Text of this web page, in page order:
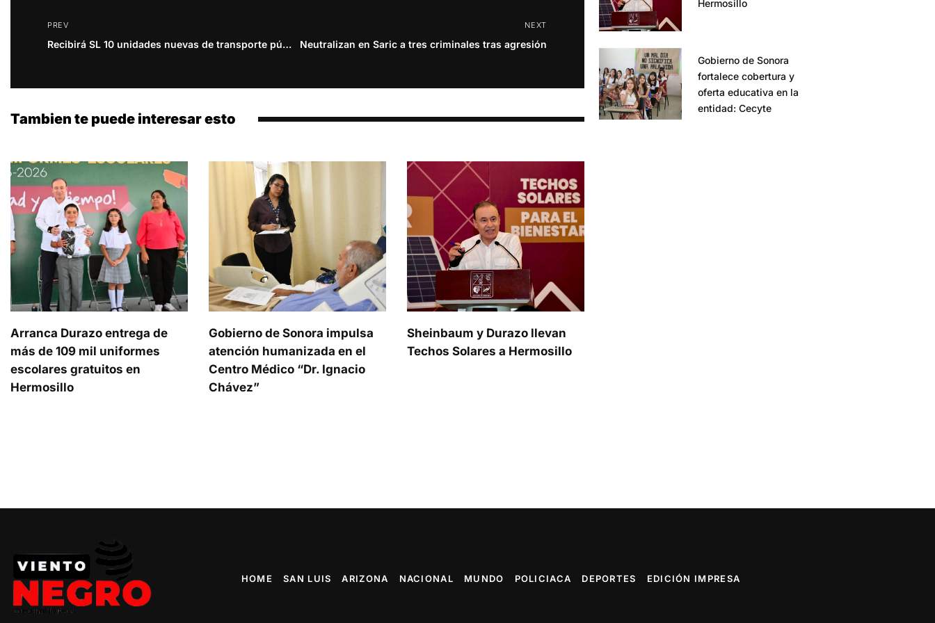
PREV
Recibirá SL 10 unidades nuevas de transporte público
NEXT
Neutralizan en Saric a tres criminales tras agresión
Tambien te puede interesar esto
Arranca Durazo entrega de
más de 109 mil uniformes
escolares gratuitos en
Hermosillo
Gobierno de Sonora impulsa
atención humanizada en el
Centro Médico “Dr. Ignacio
Chávez”
Sheinbaum y Durazo llevan
Techos Solares a Hermosillo
Hermosillo
Gobierno de Sonora
fortalece cobertura y
oferta educativa en la
entidad: Cecyte
HOME SAN LUIS ARIZONA NACIONAL MUNDO POLICIACA DEPORTES EDICIÓN IMPRESA